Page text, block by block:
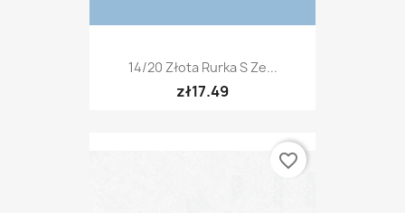
14/20 Złota Rurka S Ze...
zł17.49
favorite_border